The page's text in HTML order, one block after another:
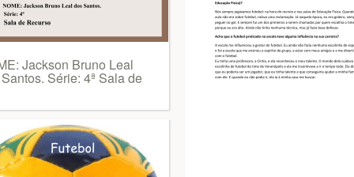
Jackson Bruno Leal
Série: 4ª Sala de